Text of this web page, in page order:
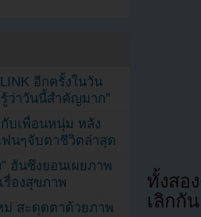
ทั้งสอ
เลิกกั
อีกครั้งในวัน
ว่าวันนี้สำคัญมาก”
บเพื่อนหนุ่ม หลัง
นๆจับตาชีวิตล่าสุด
ฮันซึงยอนเผยภาพ
รื่องสุขภาพ
สะดุดตาด้วยภาพ